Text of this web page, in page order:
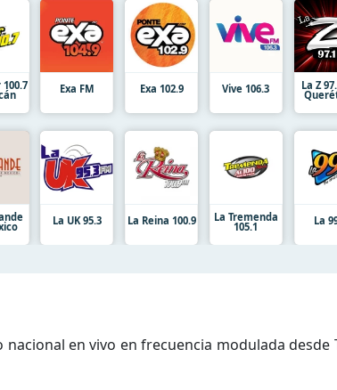
Exa FM Exa 102.9 Vive 106.3 La Z
La UK 95.3 La Reina 100.9 La Tremenda
105.1 La
en vivo en frecuencia modulada desde